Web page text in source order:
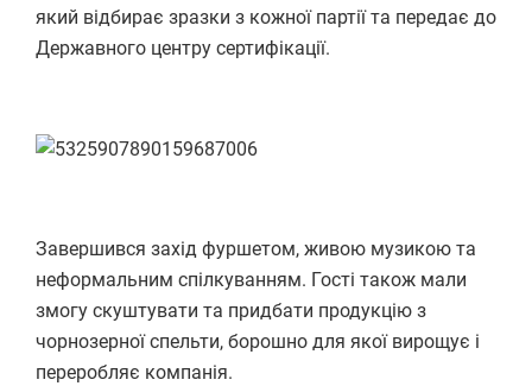
який відбирає зразки з кожної партії та передає до
Державного центру сертифікації.
Завершився захід фуршетом, живою музикою та
неформальним спілкуванням. Гості також мали
змогу скуштувати та придбати продукцію з
чорнозерної спельти, борошно для якої вирощує і
переробляє компанія.